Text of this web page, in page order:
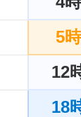
5
12
18